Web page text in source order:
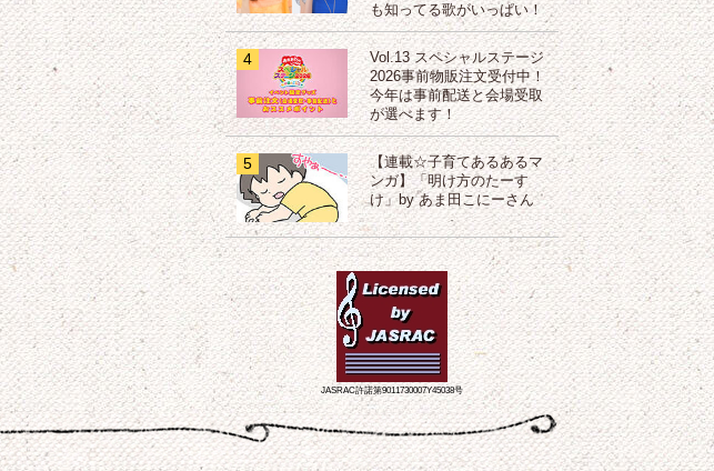
も知ってる歌がいっぱい！
4
Vol.13 スペシャルステージ
2026事前物販注文受付中！
今年は事前配送と会場受取
が選べます！
5
【連載☆子育てあるあるマ
ンガ】「明け方のたーす
け」by あま田こにーさん
JASRAC許諾第9011730007Y45038号